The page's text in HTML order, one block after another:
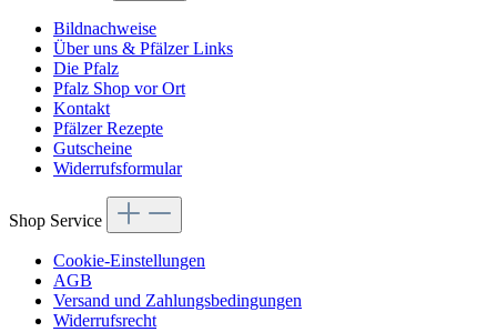
Bildnachweise
Über uns & Pfälzer Links
Die Pfalz
Pfalz Shop vor Ort
Kontakt
Pfälzer Rezepte
Gutscheine
Widerrufsformular
Shop Service
Cookie-Einstellungen
AGB
Versand und Zahlungsbedingungen
Widerrufsrecht